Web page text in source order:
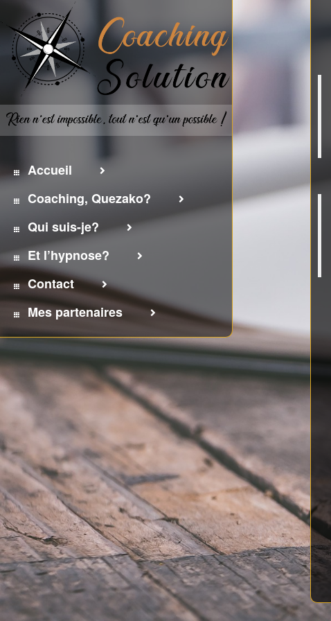
Accueil
Coaching, Quezako?
Qui suis-je?
Et l’hypnose?
Contact
Mes partenaires